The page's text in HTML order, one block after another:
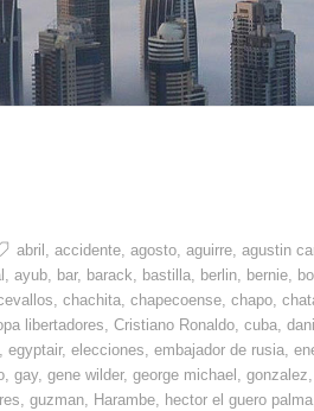
abril , accidente, agosto, aguirre, agustin
, ayub, bar, barack, bastilla, berlin, bernie,
, chachita, chapecoense, chapo,
libertadores, Cristiano Ronaldo, cuba,
, egyptair, elecciones, embajador de rusia,
, gay, gene wilder, george michael , gonzalez,
, guzman, Harambe, hector el guero palma